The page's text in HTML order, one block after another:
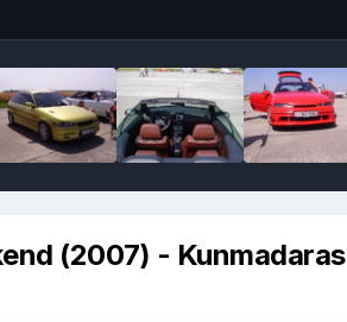
(2007) - Kunmadaras